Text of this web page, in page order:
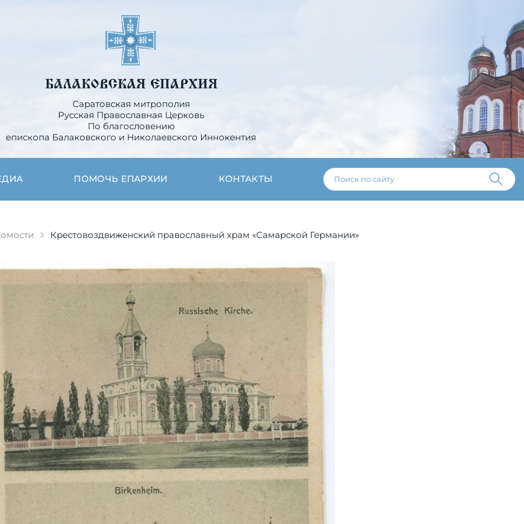
БАЛАКОВСКАЯ ЕПАРХИЯ
Саратовская митрополия
Русская Православная Церковь
По благословению
епископа Балаковского и Николаевского Иннокентия
ПОМОЧЬ ЕПАРХИИ КОНТАКТЫ
Крестовоздвиженский православный храм «Самарской Германии»